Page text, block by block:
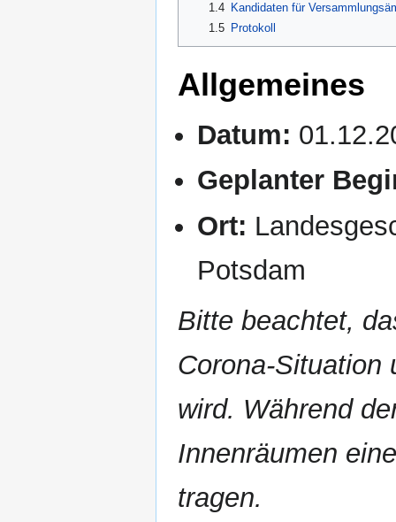
1.4
Kandidaten für
1.5 Protokoll
Allgemeines
Datum:
Geplanter
Ort:
Potsdam
Bitte beachtet,
Corona-Situation
wird. Während
Innenräumen
tragen.